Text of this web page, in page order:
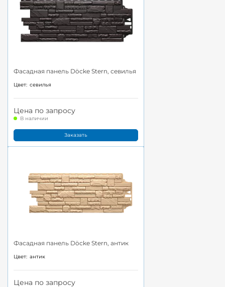
Фасадная панель Döcke Stern, севилья
Цвет: севилья
Цена по запросу
В наличии
Заказать
Фасадная панель Döcke Stern, антик
Цвет: антик
Цена по запросу